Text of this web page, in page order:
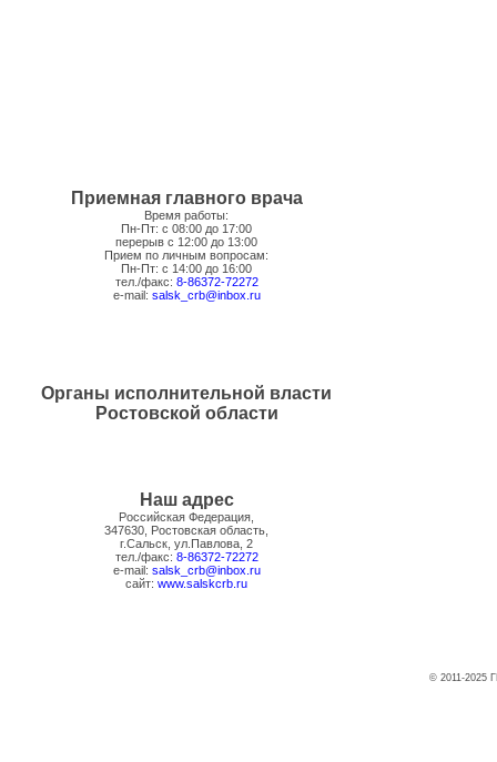
Приемная главного врача
Время работы:
Пн-Пт: с 08:00 до 17:00
перерыв с 12:00 до 13:00
Прием по личным вопросам:
Пн-Пт: с 14:00 до 16:00
тел./факс: 8-86372-72272
e-mail: salsk_crb@inbox.ru
Органы исполнительной власти
Ростовской области
Наш адрес
Российская Федерация,
347630, Ростовская область,
г.Сальск, ул.Павлова, 2
тел./факс: 8-86372-72272
e-mail: salsk_crb@inbox.ru
сайт: www.salskcrb.ru
© 2011-2025